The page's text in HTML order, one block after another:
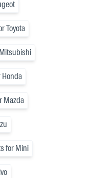
Toyota
Mazda
for Mini